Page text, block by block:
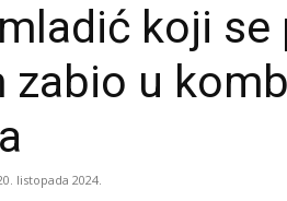
koji se
zabio u
listopada 2024.